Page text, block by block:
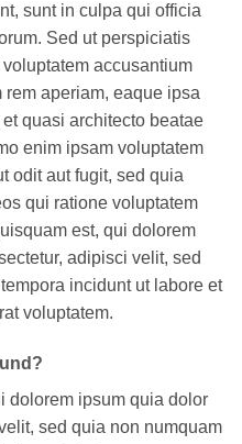
sunt in culpa qui officia
Sed ut perspiciatis
accusantium
aperiam, eaque ipsa
quasi architecto beatae
enim ipsam voluptatem
odit aut fugit, sed quia
qui ratione voluptatem
est, qui dolorem
adipisci velit, sed
incidunt ut labore et
voluptatem.
dolorem ipsum quia dolor
sed quia non numquam